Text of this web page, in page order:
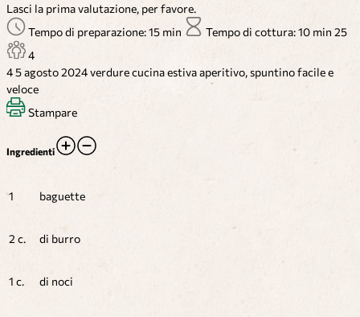
Lasci la prima valutazione, per favore.
Tempo di preparazione: 15 min
Tempo di cottura: 10 min 25
4
45 agosto 2024verdurecucina estivaaperitivo, spuntinofacile e
veloce
Stampare
Ingredienti
1 baguette
2 c. di burro
1 c. di noci